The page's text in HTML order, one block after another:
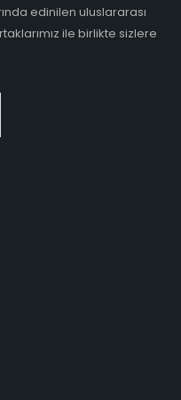
edinilen uluslararası
ile birlikte sizlere